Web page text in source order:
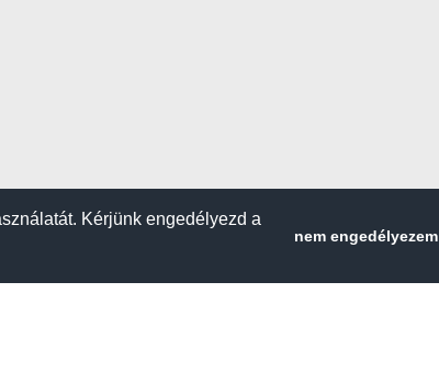
Kérjünk engedélyezd a
nem engedélyezem